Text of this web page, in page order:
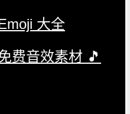
大全
费音效素材 🎵